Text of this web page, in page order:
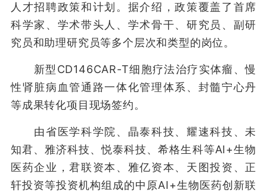
人才招聘政策和计划。据介绍，政策覆盖了首席
科学家、学术带头人、学术骨干、研究员、副研
究员和助理研究员等多个层次和类型的岗位。
新型CD146CAR-T细胞疗法治疗实体瘤、慢
性肾脏病血管通路一体化管理体系、封髓宁心丹
等成果转化项目现场签约。
由省医学科学院、晶泰科技、耀速科技、未
知君、雅济科技、悦泰科技、希格生科等AI+生物
医药企业，君联资本、雅亿资本、天图投资、正
轩投资等投资机构组成的中原AI+生物医药创新联